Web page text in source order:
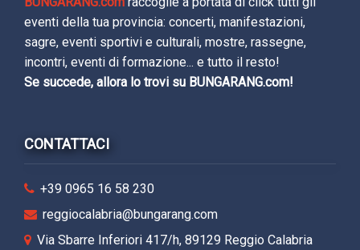
eventi della tua provincia: concerti, manifestazioni,
sagre, eventi sportivi e culturali, mostre, rassegne,
incontri, eventi di formazione... e tutto il resto!
Se succede, allora lo trovi su BUNGARANG.com!
CONTATTACI
+39 0965 16 58 230
reggiocalabria@bungarang.com
Via Sbarre Inferiori 417/h, 89129 Reggio Calabria